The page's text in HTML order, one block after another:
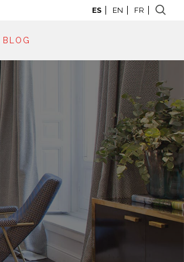
ES EN FR
BLOG